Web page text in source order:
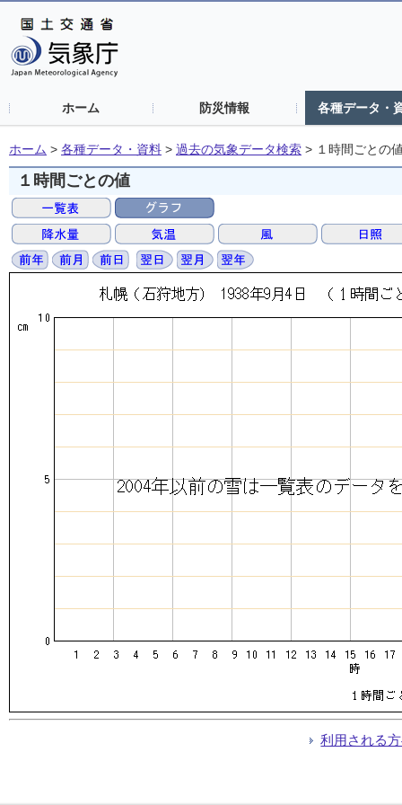
ホーム 防災情報 各種データ・
ホーム > 各種データ・資料 > 過去の気象データ検索 > １時間ごとの
１時間ごとの値
利用される